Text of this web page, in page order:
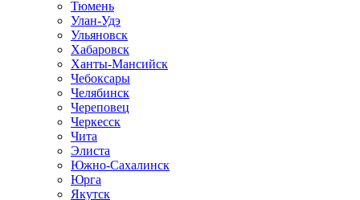
Тюмень
Улан-Удэ
Ульяновск
Хабаровск
Ханты-Мансийск
Чебоксары
Челябинск
Череповец
Черкесск
Чита
Элиста
Южно-Сахалинск
Юрга
Якутск